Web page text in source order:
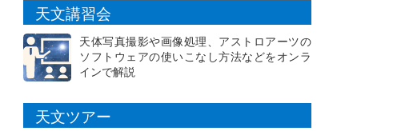
天文講習会
天体写真撮影や画像処理、アストロアーツの
ソフトウェアの使いこなし方法などをオンラ
インで解説
天文ツアー